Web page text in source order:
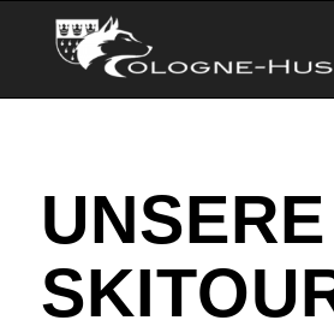
UNSERE